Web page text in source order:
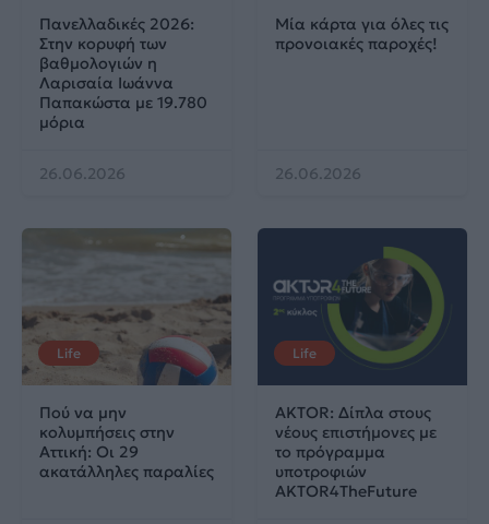
Πανελλαδικές 2026:
Στην κορυφή των
βαθμολογιών η
Λαρισαία Ιωάννα
Παπακώστα με 19.780
μόρια
26.06.2026
Μία κάρτα για όλες τις
προνοιακές παροχές!
26.06.2026
Life
Πού να μην
κολυμπήσεις στην
Αττική: Οι 29
ακατάλληλες παραλίες
Life
AKTOR: Δίπλα στους
νέους επιστήμονες με
το πρόγραμμα
υποτροφιών
AKTOR4TheFuture